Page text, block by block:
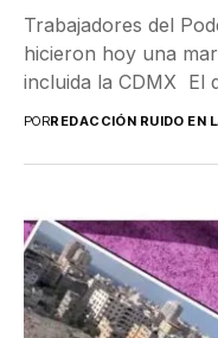
Trabajadores del
hicieron hoy una
incluida la CDMX El
PORREDACCIÓN RUIDO EN